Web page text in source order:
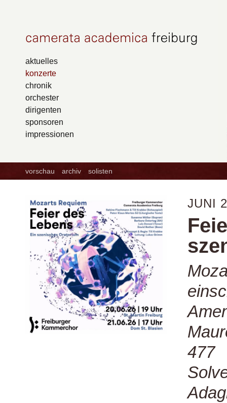
aktuelles
konzerte
chronik
orchester
dirigenten
sponsoren
impressionen
vorschau archiv solisten
JUNI
477